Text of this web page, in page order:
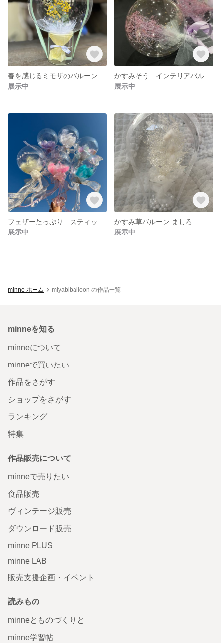
展示中
展示中
展示中
かすみ草バルーン ましろ
展示中
minne ホーム miyabiballoon の作品一覧
minneを知る
minneについて
minneで買いたい
作品をさがす
ショップをさがす
ランキング
特集
作品販売について
minneで売りたい
食品販売
ヴィンテージ販売
ダウンロード販売
minne PLUS
minne LAB
販売支援企画・イベント
読みもの
minneとものづくりと
minne学習帖